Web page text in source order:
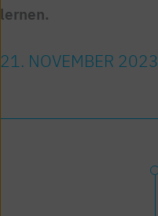
lernen.
21. NOVEMBER 2023